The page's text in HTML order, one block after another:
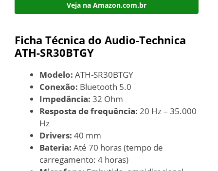
Veja na Amazon.com.br
Ficha Técnica do Audio-Technica
ATH-SR30BTGY
Modelo: ATH-SR30BTGY
Conexão: Bluetooth 5.0
Impedância: 32 Ohm
Resposta de frequência: 20 Hz – 35.000
Hz
Drivers: 40 mm
Bateria: Até 70 horas (tempo de
carregamento: 4 horas)